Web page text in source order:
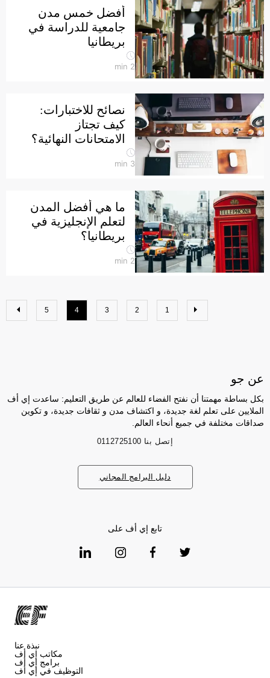
أفضل خمس مدن
جامعية للدراسة في
بريطانيا
2
min
نصائح للاختبارات:
كيف تجتاز
الامتحانات النهائية؟
3
min
ما هي أفضل المدن
لتعلم الإنجليزية في
بريطانيا؟
2
min
1
2
3
4
5
عن جو
بكل بساطة مهمتنا أن نفتح الفضاء للعالم عن طريق التعليم: ساعدت إي أف
الملايين على تعلم لغة جديدة، و اكتشاف مدن و ثقافات جديدة، و تكوين
صداقات مختلفة في جميع أنحاء العالم.
إتصل بنا 0112725100
دليل البرامج المجاني
تابع إي أف على
نبذة عنا
مكاتب إي أف
برامج إي أف
التوظيف في إي أف